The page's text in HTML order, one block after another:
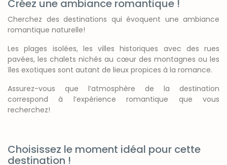
Créez une ambiance romantique !
Cherchez des destinations qui évoquent une ambiance
romantique naturelle!
Les plages isolées, les villes historiques avec des rues
pavées, les chalets nichés au cœur des montagnes ou les
îles exotiques sont autant de lieux propices à la romance.
Assurez-vous que l’atmosphère de la destination
correspond à l’expérience romantique que vous
recherchez!
Choisissez le moment idéal pour cette
destination !